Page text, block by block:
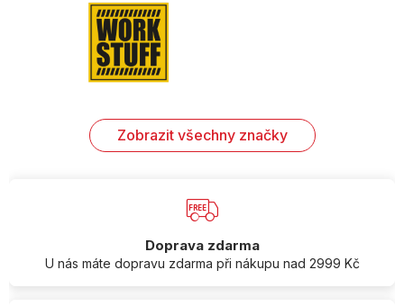
Zobrazit všechny značky
Doprava zdarma
U nás máte dopravu zdarma při nákupu nad 2999 Kč